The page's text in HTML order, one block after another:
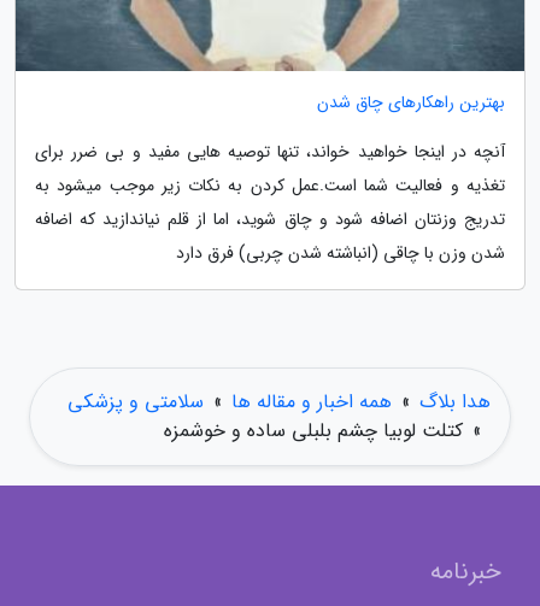
بهترین راهکارهای چاق شدن
آنچه در اینجا خواهید خواند، تنها توصیه هایی مفید و بی ضرر برای
تغذیه و فعالیت شما است.عمل کردن به نکات زیر موجب میشود به
تدریج وزنتان اضافه شود و چاق شوید، اما از قلم نیاندازید که اضافه
شدن وزن با چاقی (انباشته شدن چربی) فرق دارد
هدا بلاگ » همه اخبار و مقاله ها » سلامتی و پزشکی
» کتلت لوبیا چشم بلبلی ساده و خوشمزه
خبرنامه